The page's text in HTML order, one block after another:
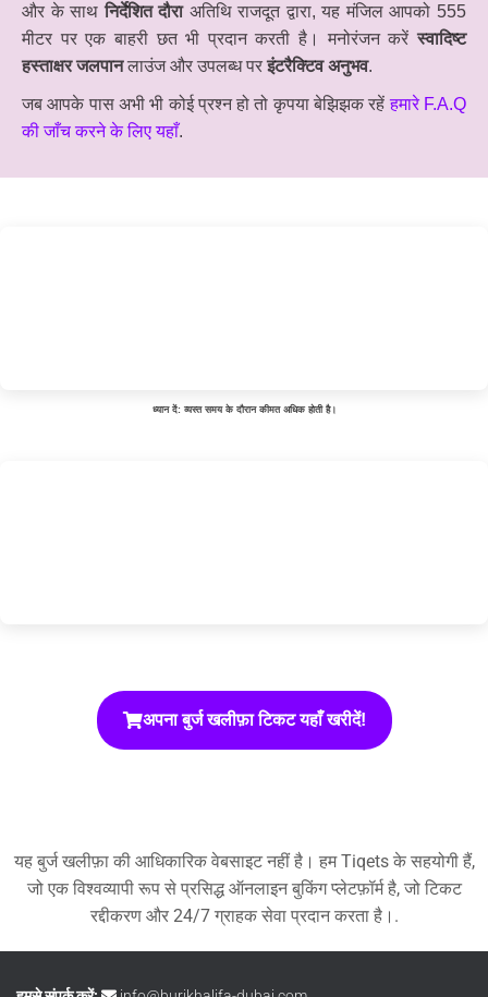
और के साथनिर्देशित दौराअतिथि राजदूत द्वारा, यह मंजिल आपको 555
मीटर पर एक बाहरी छत भी प्रदान करती है। मनोरंजन करेंस्वादिष्ट
हस्ताक्षर जलपानलाउंज और उपलब्ध परइंटरैक्टिव अनुभव.
जब आपके पास अभी भी कोई प्रश्न हो तो कृपया बेझिझक रहेंहमारे F.A.Q
की जाँच करने के लिए यहाँ.
ध्यान दें: व्यस्त समय के दौरान कीमत अधिक होती है।
अपना बुर्ज खलीफ़ा टिकट यहाँ खरीदें!
यह बुर्ज खलीफ़ा की आधिकारिक वेबसाइट नहीं है। हम Tiqets के सहयोगी हैं,
जो एक विश्वव्यापी रूप से प्रसिद्ध ऑनलाइन बुकिंग प्लेटफ़ॉर्म है, जो टिकट
रद्दीकरण और 24/7 ग्राहक सेवा प्रदान करता है।.